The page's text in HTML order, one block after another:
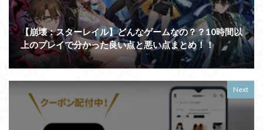
【崩壊：スターレイル】どんなゲームなの？？10時間以
上のプレイで分かった良い点と悪い点まとめ！！
Next